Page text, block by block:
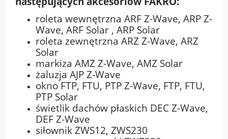
roleta wewnętrzna ARF Z-Wave, ARP Z-
Wave, ARF Solar , ARP Solar
roleta zewnętrzna ARZ Z-Wave, ARZ
Solar
markiza AMZ Z-Wave, AMZ Solar
żaluzja AJP Z-Wave
okno FTP, FTU, PTP Z-Wave, FTP, FTU,
PTP Solar
świetlik dachów płaskich DEC Z-Wave,
DEF Z-Wave
siłownik ZWS12, ZWS230